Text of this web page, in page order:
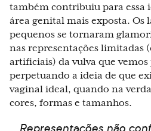
também contribuiu para essa
área genital mais exposta. Os
pequenos se tornaram
nas representações limitadas
artificiais) da vulva que vemos
perpetuando a ideia de que
vaginal ideal, quando na
cores, formas e tamanhos.
Representações não